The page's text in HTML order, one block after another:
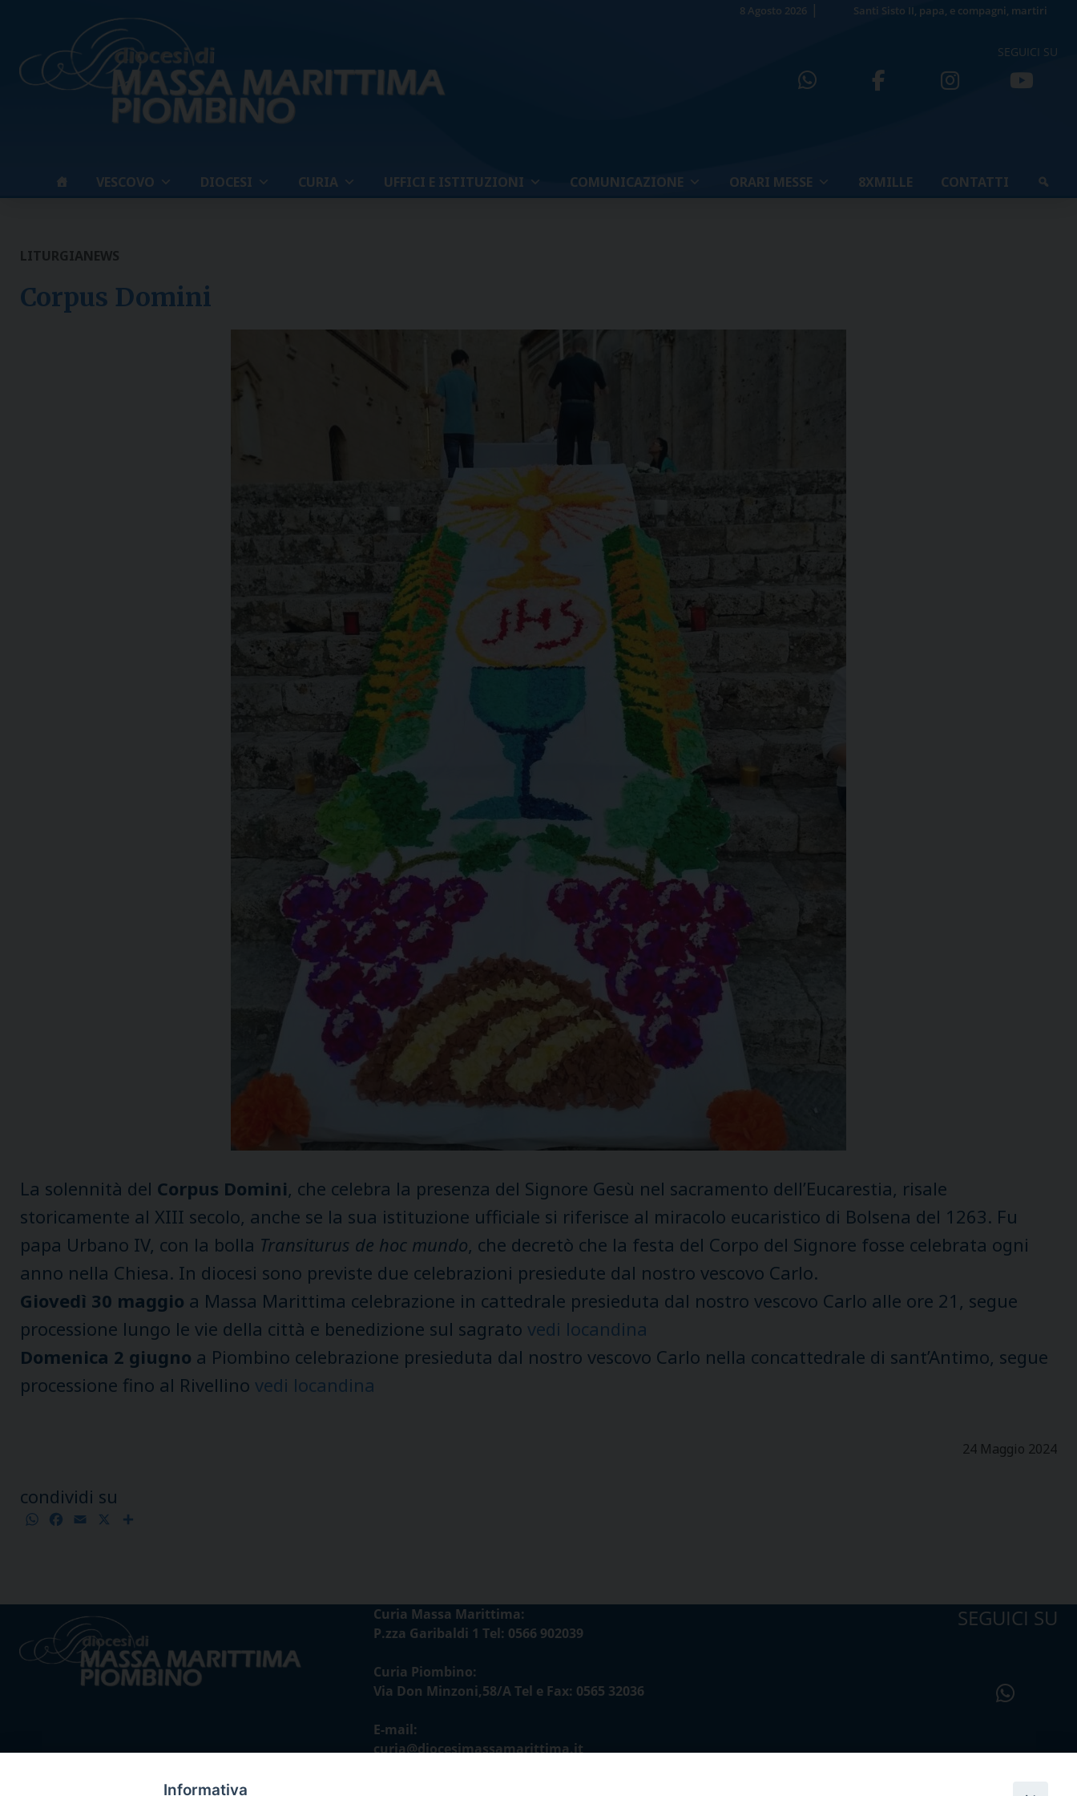
8 Agosto 2026 Santi Sisto II, papa, e compagni, martiri
SEGUICI SU
VESCOVO DIOCESI CURIA UFFICI E ISTITUZIONI COMUNICAZIONE ORARI MESSE 8XMILLE CONTATTI
LITURGIANEWS
Corpus Domini
La solennità del Corpus Domini, che celebra la presenza del Signore Gesù nel sacramento dell’Eucarestia, risale
storicamente al XIII secolo, anche se la sua istituzione ufficiale si riferisce al miracolo eucaristico di Bolsena del 1263. Fu
papa Urbano IV, con la bolla Transiturus de hoc mundo, che decretò che la festa del Corpo del Signore fosse celebrata ogni
anno nella Chiesa. In diocesi sono previste due celebrazioni presiedute dal nostro vescovo Carlo.
Giovedì 30 maggio a Massa Marittima celebrazione in cattedrale presieduta dal nostro vescovo Carlo alle ore 21, segue
processione lungo le vie della città e benedizione sul sagrato vedi locandina
Domenica 2 giugno a Piombino celebrazione presieduta dal nostro vescovo Carlo nella concattedrale di sant’Antimo, segue
processione fino al Rivellino vedi locandina
24 Maggio 2024
condividi su
WhatsApp
Facebook
Email
Curia Massa Marittima:
P.zza Garibaldi 1 Tel: 0566 902039
Curia Piombino:
Via Don Minzoni,58/A Tel e Fax: 0565 32036
E-mail:
curia@diocesimassamarittima.it
SEGUICI SU
Informativa